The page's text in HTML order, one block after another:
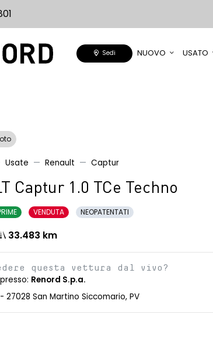
Sedi NUOVO USATO
Usate Renault Captur
Captur 1.0 TCe Techno
VENDUTA NEOPATENTATI
33.483 km
questa vettura dal vivo?
Renord S.p.a.
27028 San Martino Siccomario, PV